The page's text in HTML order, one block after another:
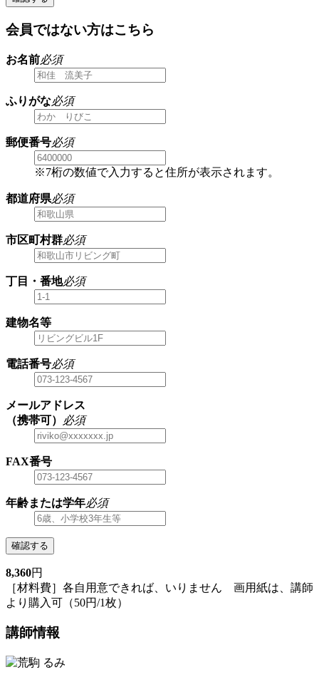
会員ではない方はこちら
お名前必須
ふりがな必須
郵便番号必須
※7桁の数値で入力すると住所が表示されます。
都道府県必須
市区町村群必須
丁目・番地必須
建物名等
電話番号必須
メールアドレス
（携帯可）
必須
FAX番号
年齢または学年必須
確認する
8,360円
［材料費］各自用意できれば、いりません 画用紙は、講師
より購入可（50円/1枚）
講師情報